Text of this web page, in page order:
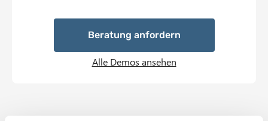
Beratung anfordern
Alle Demos ansehen